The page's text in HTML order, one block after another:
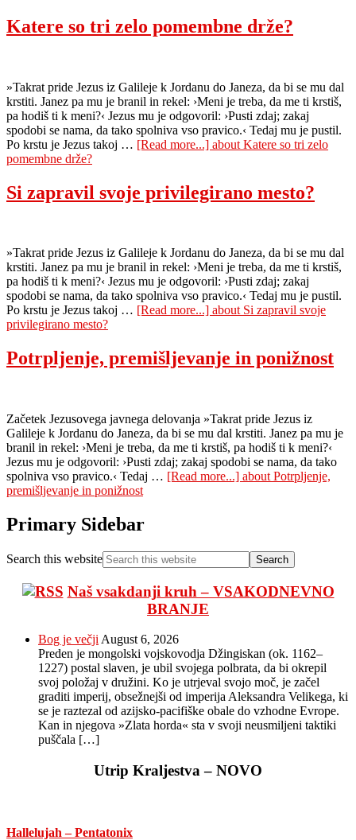
Katere so tri zelo pomembne drže?
»Takrat pride Jezus iz Galileje k Jordanu do Janeza, da bi se mu dal
krstiti. Janez pa mu je branil in rekel: ›Meni je treba, da me ti krstiš,
pa hodiš ti k meni?‹ Jezus mu je odgovoril: ›Pusti zdaj; zakaj
spodobi se nama, da tako spolniva vso pravico.‹ Tedaj mu je pustil.
Po krstu je Jezus takoj … [Read more...] about Katere so tri zelo
pomembne drže?
Si zapravil svoje privilegirano mesto?
»Takrat pride Jezus iz Galileje k Jordanu do Janeza, da bi se mu dal
krstiti. Janez pa mu je branil in rekel: ›Meni je treba, da me ti krstiš,
pa hodiš ti k meni?‹ Jezus mu je odgovoril: ›Pusti zdaj; zakaj
spodobi se nama, da tako spolniva vso pravico.‹ Tedaj mu je pustil.
Po krstu je Jezus takoj … [Read more...] about Si zapravil svoje
privilegirano mesto?
Potrpljenje, premišljevanje in ponižnost
Začetek Jezusovega javnega delovanja »Takrat pride Jezus iz
Galileje k Jordanu do Janeza, da bi se mu dal krstiti. Janez pa mu je
branil in rekel: ›Meni je treba, da me ti krstiš, pa hodiš ti k meni?‹
Jezus mu je odgovoril: ›Pusti zdaj; zakaj spodobi se nama, da tako
spolniva vso pravico.‹ Tedaj … [Read more...] about Potrpljenje,
premišljevanje in ponižnost
Primary Sidebar
Search this website
Naš vsakdanji kruh – VSAKODNEVNO
BRANJE
Bog je večjiAugust 6, 2026
Preden je mongolski vojskovodja Džingiskan (ok. 1162–
1227) postal slaven, je ubil svojega polbrata, da bi okrepil
svoj položaj v družini. Ko je utrjeval svojo moč, je začel
graditi imperij, obsežnejši od imperija Aleksandra Velikega, ki
se je raztezal od azijsko-pacifiške obale do vzhodne Evrope.
Kan in njegova »Zlata horda« sta v svoji neusmiljeni taktiki
puščala […]
Utrip Kraljestva – NOVO
Hallelujah – Pentatonix